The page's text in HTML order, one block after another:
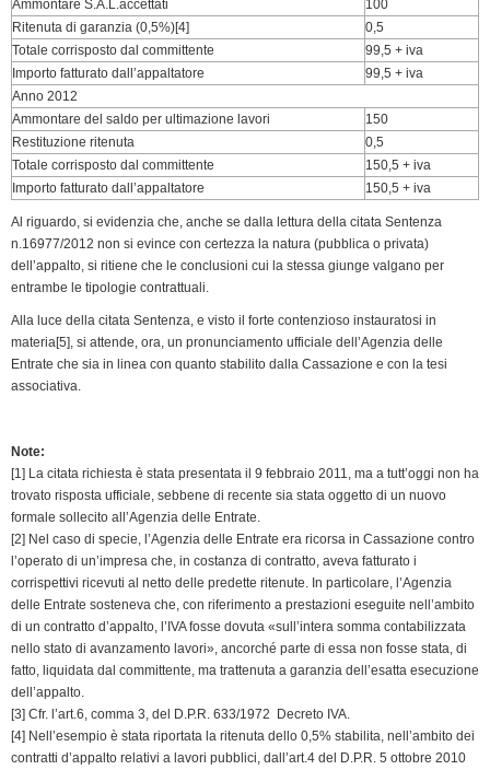
Ammontare S.A.L.accettati
100
Ritenuta di garanzia (0,5%)[4]
0,5
Totale corrisposto dal committente
99,5 + iva
Importo fatturato dall’appaltatore
99,5 + iva
Anno 2012
Ammontare del saldo per ultimazione lavori
150
Restituzione ritenuta
0,5
Totale corrisposto dal committente
150,5 + iva
Importo fatturato dall’appaltatore
150,5 + iva
Al riguardo, si evidenzia che, anche se dalla lettura della citata Sentenza
n.16977/2012 non si evince con certezza la natura (pubblica o privata)
dell’appalto, si ritiene che le conclusioni cui la stessa giunge valgano per
entrambe le tipologie contrattuali.
Alla luce della citata Sentenza, e visto il forte contenzioso instauratosi in
materia[5], si attende, ora, un pronunciamento ufficiale dell’Agenzia delle
Entrate che sia in linea con quanto stabilito dalla Cassazione e con la tesi
associativa.
Note:
[1] La citata richiesta è stata presentata il 9 febbraio 2011, ma a tutt’oggi non ha
trovato risposta ufficiale, sebbene di recente sia stata oggetto di un nuovo
formale sollecito all’Agenzia delle Entrate.
[2] Nel caso di specie, l’Agenzia delle Entrate era ricorsa in Cassazione contro
l’operato di un’impresa che, in costanza di contratto, aveva fatturato i
corrispettivi ricevuti al netto delle predette ritenute. In particolare, l’Agenzia
delle Entrate sosteneva che, con riferimento a prestazioni eseguite nell’ambito
di un contratto d’appalto, l’IVA fosse dovuta «sull’intera somma contabilizzata
nello stato di avanzamento lavori», ancorché parte di essa non fosse stata, di
fatto, liquidata dal committente, ma trattenuta a garanzia dell’esatta esecuzione
dell’appalto.
[3] Cfr. l’art.6, comma 3, del D.P.R. 633/1972  Decreto IVA.
[4] Nell’esempio è stata riportata la ritenuta dello 0,5% stabilita, nell’ambito dei
contratti d’appalto relativi a lavori pubblici, dall’art.4 del D.P.R. 5 ottobre 2010